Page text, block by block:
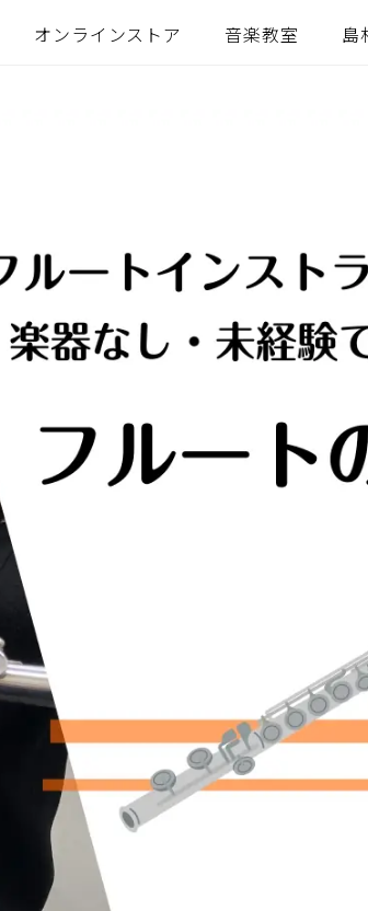
オンラインストア 音楽教室 島